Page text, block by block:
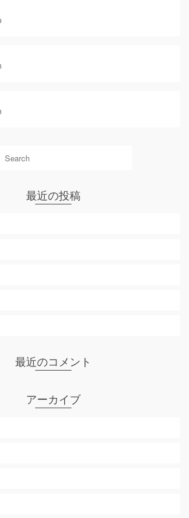
最近の投稿
最近のコメント
アーカイブ